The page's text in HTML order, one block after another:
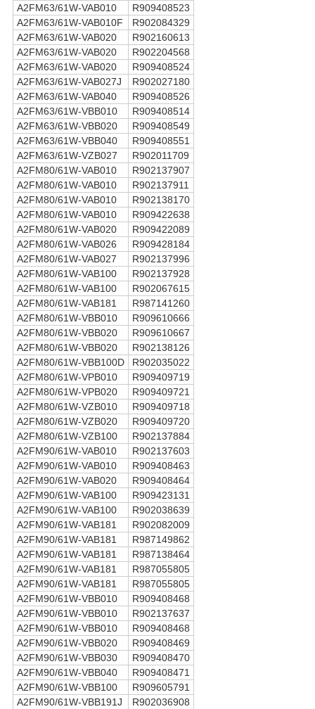
A2FM63/61W-VAB010
R909408523
A2FM63/61W-VAB010F
R902084329
A2FM63/61W-VAB020
R902160613
A2FM63/61W-VAB020
R902204568
A2FM63/61W-VAB020
R909408524
A2FM63/61W-VAB027J
R902027180
A2FM63/61W-VAB040
R909408526
A2FM63/61W-VBB010
R909408514
A2FM63/61W-VBB020
R909408549
A2FM63/61W-VBB040
R909408551
A2FM63/61W-VZB027
R902011709
A2FM80/61W-VAB010
R902137907
A2FM80/61W-VAB010
R902137911
A2FM80/61W-VAB010
R902138170
A2FM80/61W-VAB010
R909422638
A2FM80/61W-VAB020
R909422089
A2FM80/61W-VAB026
R909428184
A2FM80/61W-VAB027
R902137996
A2FM80/61W-VAB100
R902137928
A2FM80/61W-VAB100
R902067615
A2FM80/61W-VAB181
R987141260
A2FM80/61W-VBB010
R909610666
A2FM80/61W-VBB020
R909610667
A2FM80/61W-VBB020
R902138126
A2FM80/61W-VBB100D
R902035022
A2FM80/61W-VPB010
R909409719
A2FM80/61W-VPB020
R909409721
A2FM80/61W-VZB010
R909409718
A2FM80/61W-VZB020
R909409720
A2FM80/61W-VZB100
R902137884
A2FM90/61W-VAB010
R902137603
A2FM90/61W-VAB010
R909408463
A2FM90/61W-VAB020
R909408464
A2FM90/61W-VAB100
R909423131
A2FM90/61W-VAB100
R902038639
A2FM90/61W-VAB181
R902082009
A2FM90/61W-VAB181
R987149862
A2FM90/61W-VAB181
R987138464
A2FM90/61W-VAB181
R987055805
A2FM90/61W-VAB181
R987055805
A2FM90/61W-VBB010
R909408468
A2FM90/61W-VBB010
R902137637
A2FM90/61W-VBB010
R909408468
A2FM90/61W-VBB020
R909408469
A2FM90/61W-VBB030
R909408470
A2FM90/61W-VBB040
R909408471
A2FM90/61W-VBB100
R909605791
A2FM90/61W-VBB191J
R902036908